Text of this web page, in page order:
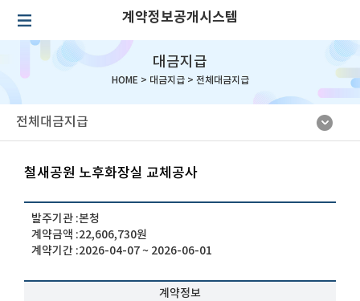
계약정보공개시스템
대금지급
HOME > 대금지급> 전체대금지급
전체대금지급
철새공원 노후화장실 교체공사
발주기관 :본청
계약금액 :22,606,730원
계약기간 :2026-04-07 ~ 2026-06-01
계약정보